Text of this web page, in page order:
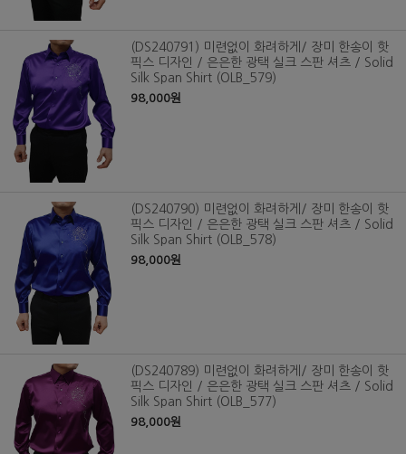
(DS240791) 미련없이 화려하게/ 장미 한송이 핫
픽스 디자인 / 은은한 광택 실크 스판 셔츠 / Solid
Silk Span Shirt (OLB_579)
98,000원
(DS240790) 미련없이 화려하게/ 장미 한송이 핫
픽스 디자인 / 은은한 광택 실크 스판 셔츠 / Solid
Silk Span Shirt (OLB_578)
98,000원
(DS240789) 미련없이 화려하게/ 장미 한송이 핫
픽스 디자인 / 은은한 광택 실크 스판 셔츠 / Solid
Silk Span Shirt (OLB_577)
98,000원